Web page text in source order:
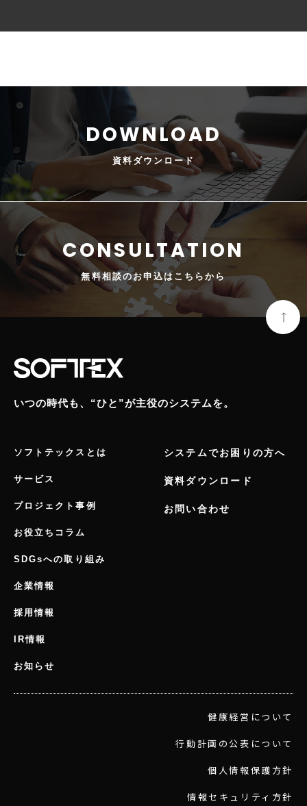
資料ダウンロード
無料相談のお申込はこちらから
いつの時代も、“ひと”が主役のシステムを。
ソフトテックスとは
サービス
プロジェクト事例
お役立ちコラム
SDGsへの取り組み
企業情報
採用情報
IR情報
お知らせ
システムでお困りの方へ
資料ダウンロード
お問い合わせ
健康経営について
行動計画の公表について
個人情報保護方針
情報セキュリティ方針